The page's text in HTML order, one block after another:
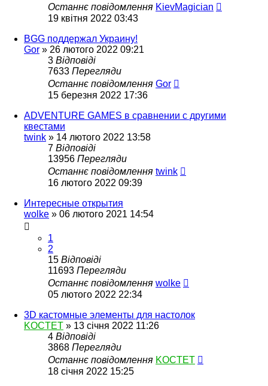
Останнє повідомлення KievMagician
19 квітня 2022 03:43
BGG поддержал Украину!
Gor » 26 лютого 2022 09:21
3 Відповіді
7633 Перегляди
Останнє повідомлення Gor
15 березня 2022 17:36
ADVENTURE GAMES в сравнении с другими
квестами
twink » 14 лютого 2022 13:58
7 Відповіді
13956 Перегляди
Останнє повідомлення twink
16 лютого 2022 09:39
Интересные открытия
wolke » 06 лютого 2021 14:54
1
2
15 Відповіді
11693 Перегляди
Останнє повідомлення wolke
05 лютого 2022 22:34
3D кастомные элементы для настолок
KOCTET » 13 січня 2022 11:26
4 Відповіді
3868 Перегляди
Останнє повідомлення KOCTET
18 січня 2022 15:25